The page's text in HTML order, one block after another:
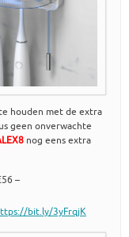
houden met de extra
geen onverwachte
nog eens extra
–
bit.ly/3yFrqjK